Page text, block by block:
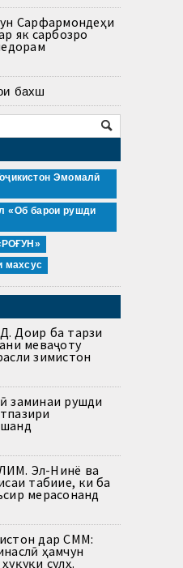
Сарфармондеҳи
як сарбозро
бахш
Эмомалӣ
«Об барои рушди
махсус
Доир ба тарзи
меваҷоту
зимистон
заминаи рушди
Эл-Нинё ва
табиие, ки ба
мерасонанд
дар СММ:
ҳамчун
сулҳ.